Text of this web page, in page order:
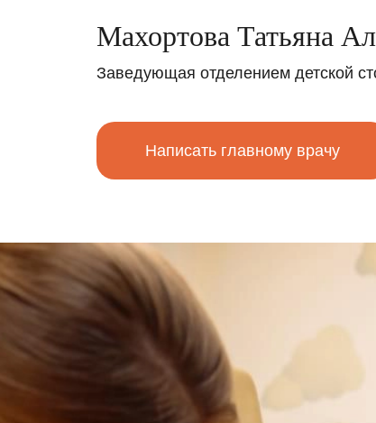
радость
на
Махортова Татьяна
Заведующая отделением детской
Написать главному врачу